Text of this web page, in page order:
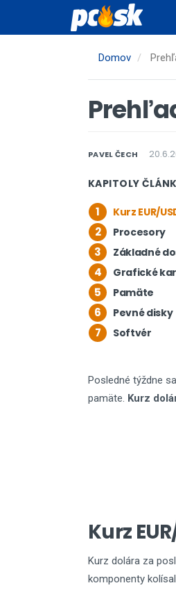
hlavný
Domov
PAVEL ČECH
KAPITOLY
1 Kurz EUR/
2 Procesory
3 Základné
4 Grafické
5 Pamäte
6 Pevné disky
7 Softvér
Posledné týždne
pamäte. Kurz
Kurz
Kurz dolára za
komponenty